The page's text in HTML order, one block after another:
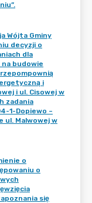
Wójta Gminy
decyzji o
dla
na budowie
i
i ul. Cisowej w
zadania
1-Dopiewo –
ul. Malwowej w
o
o
się